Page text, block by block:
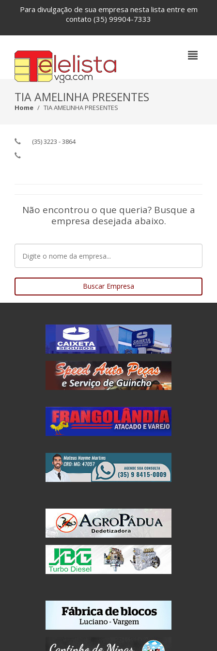
Para divulgação de sua empresa nesta lista entre em
contato (35) 99904-7333
TIA AMELINHA PRESENTES
Home TIA AMELINHA PRESENTES
(35) 3223 - 3864
Não encontrou o que queria? Busque a
empresa desejada abaixo.
Buscar Empresa